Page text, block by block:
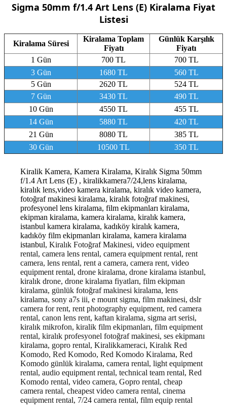
Sigma 50mm f/1.4 Art Lens (E) Kiralama Fiyat
Listesi
Kiralama Süresi
Kiralama Toplam
Fiyatı
Günlük Karşılık
Fiyatı
1 Gün
700 TL
700 TL
3 Gün
1680 TL
560 TL
5 Gün
2620 TL
524 TL
7 Gün
3430 TL
490 TL
10 Gün
4550 TL
455 TL
14 Gün
5880 TL
420 TL
21 Gün
8080 TL
385 TL
30 Gün
10500 TL 350 TL
Kiralik Kamera, Kamera Kiralama, Kiralık Sigma 50mm
f/1.4 Art Lens (E) , kiralikkamera7/24,lens kiralama,
kiralık lens,video kamera kiralama, kiralık video kamera,
fotoğraf makinesi kiralama, kiralık fotoğraf makinesi,
profesyonel lens kiralama, film ekipmanları kiralama,
ekipman kiralama, kamera kiralama, kiralık kamera,
istanbul kamera kiralama, kadıköy kiralık kamera,
kadıköy film ekipmanları kiralama, kamera kiralama
istanbul, Kiralık Fotoğraf Makinesi, video equipment
rental, camera lens rental, camera equipment rental, rent
camera, lens rental, rent a camera, camera rent, video
equipment rental, drone kiralama, drone kiralama istanbul,
kiralık drone, drone kiralama fiyatları, film ekipman
kiralama, günlük fotoğraf makinesi kiralama, lens
kiralama, sony a7s iii, e mount sigma, film makinesi, dslr
camera for rent, rent photography equipment, red camera
rental, canon lens rent, kaftan kiralama, sigma art serisi,
kiralık mikrofon, kiralik film ekipmanları, film equipment
rental, kiralık profesyonel fotoğraf makinesi, ses ekipmanı
kiralama, gopro rental, Kiralikkameraci, Kiralık Red
Komodo, Red Komodo, Red Komodo Kiralama, Red
Komodo günlük kiralama, camera rental, light equipment
rental, audio equipment rental, technical team rental, Red
Komodo rental, video camera, Gopro rental, cheap
camera rental, cheapest video camera rental, cinema
equipment rental, 7/24 camera rental, film equip rental